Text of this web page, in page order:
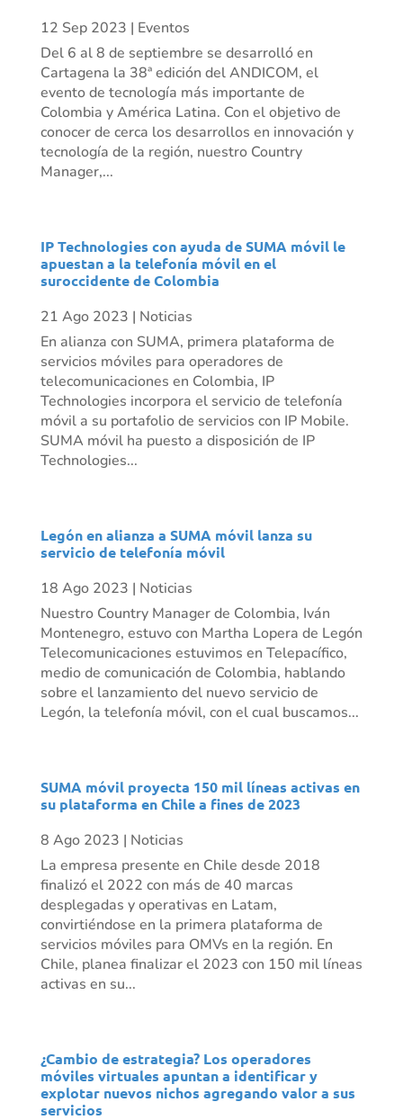
12 Sep 2023 | Eventos
Del 6 al 8 de septiembre se desarrolló en
Cartagena la 38ª edición del ANDICOM, el
evento de tecnología más importante de
Colombia y América Latina. Con el objetivo de
conocer de cerca los desarrollos en innovación y
tecnología de la región, nuestro Country
Manager,...
IP Technologies con ayuda de SUMA móvil le
apuestan a la telefonía móvil en el
suroccidente de Colombia
21 Ago 2023 | Noticias
En alianza con SUMA, primera plataforma de
servicios móviles para operadores de
telecomunicaciones en Colombia, IP
Technologies incorpora el servicio de telefonía
móvil a su portafolio de servicios con IP Mobile.
SUMA móvil ha puesto a disposición de IP
Technologies...
Legón en alianza a SUMA móvil lanza su
servicio de telefonía móvil
18 Ago 2023 | Noticias
Nuestro Country Manager de Colombia, Iván
Montenegro, estuvo con Martha Lopera de Legón
Telecomunicaciones estuvimos en Telepacífico,
medio de comunicación de Colombia, hablando
sobre el lanzamiento del nuevo servicio de
Legón, la telefonía móvil, con el cual buscamos...
SUMA móvil proyecta 150 mil líneas activas en
su plataforma en Chile a fines de 2023
8 Ago 2023 | Noticias
La empresa presente en Chile desde 2018
finalizó el 2022 con más de 40 marcas
desplegadas y operativas en Latam,
convirtiéndose en la primera plataforma de
servicios móviles para OMVs en la región. En
Chile, planea finalizar el 2023 con 150 mil líneas
activas en su...
¿Cambio de estrategia? Los operadores
móviles virtuales apuntan a identificar y
explotar nuevos nichos agregando valor a sus
servicios